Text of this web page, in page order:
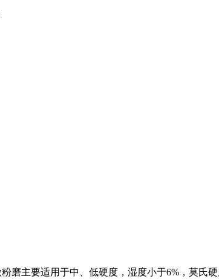
磨主要适用于中、低硬度，湿度小于6%，莫氏